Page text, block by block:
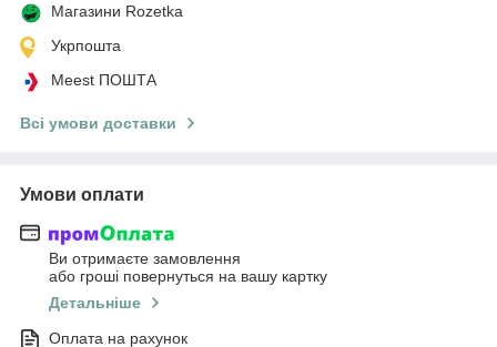
Магазини Rozetka
Укрпошта
Meest ПОШТА
Всі умови доставки
Умови оплати
Ви отримаєте замовлення
або гроші повернуться на вашу картку
Детальніше
Оплата на рахунок